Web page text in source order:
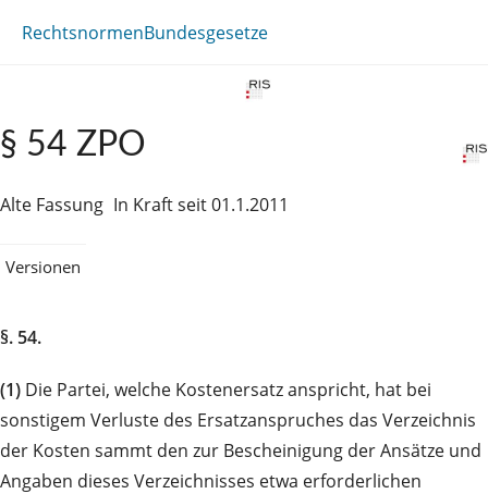
RechtsnormenBundesgesetze
§ 54 ZPO
Alte Fassung In Kraft seit 01.1.2011
Versionen
§. 54.
(1) Die Partei, welche Kostenersatz anspricht, hat bei
sonstigem Verluste des Ersatzanspruches das Verzeichnis
der Kosten sammt den zur Bescheinigung der Ansätze und
Angaben dieses Verzeichnisses etwa erforderlichen